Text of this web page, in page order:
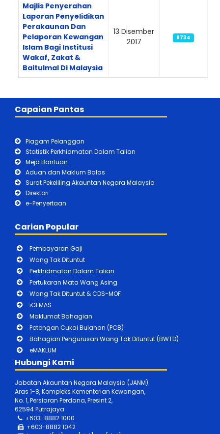
Majlis Penyerahan
Laporan Penyelidikan
Perakaunan Dan
Pelaporan Kewangan
Islam Bagi Institusi
Wakaf, Zakat &
Baitulmal Di Malaysia
13 Disember
2017
8734
Capaian Pantas
Piagam Pelanggan
Statistik Perkhidmatan Dalam Talian
Meja Bantuan
Aduan dan Maklum Balas
Surat Pekeliling Akauntan Negara Malaysia
Direktori
e-Penyertaan
Carian Popular
Pembayaran Gaji
Wang Tak Dituntut
Perkhidmatan Dalam Talian
Pertukaran Mata Wang Asing
Wang Tak Dituntut & CDS-MOF
iGFMAS
Maklumat Bahagian
Potongan Cukai Bulanan (PCB)
Bahagian Pengurusan Wang Tak Dituntut (BWTD)
eMAKLUM
Hubungi Kami
Jabatan Akauntan Negara Malaysia (JANM)
Aras 1-8, Kompleks Kementerian Kewangan,
No. 1, Persiaran Perdana, Presint 2,
62594 Putrajaya.
+603-8882 1000
+603-8882 1042